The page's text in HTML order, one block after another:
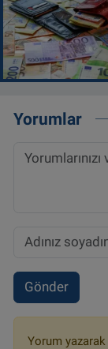
Yorumlar
Gönder
Yorum yazarak